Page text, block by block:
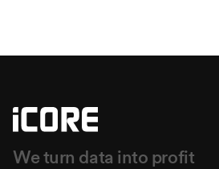
We turn data into profit